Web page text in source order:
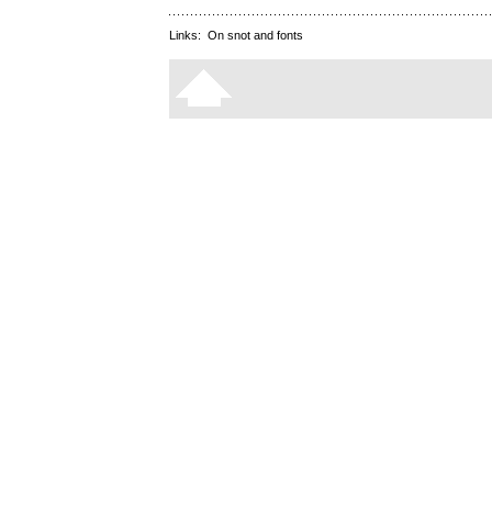
Links: On snot and fonts